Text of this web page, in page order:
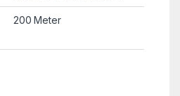
200 Meter